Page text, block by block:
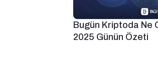
Bugün Kriptoda Ne
2025 Günün Özeti